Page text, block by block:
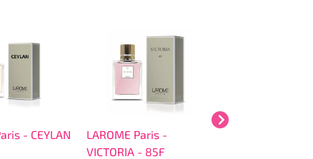
- CEYLAN
LAROME Paris -
VICTORIA - 85F